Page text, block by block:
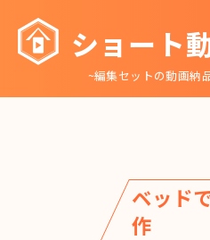
ショート
~編集セットの動画納
ベッド
作